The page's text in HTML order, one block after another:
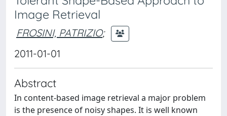
Image Retrieval
FROSINI, PATRIZIO;
2011-01-01
Abstract
In content-based image retrieval a major problem
is the presence of noisy shapes. It is well known